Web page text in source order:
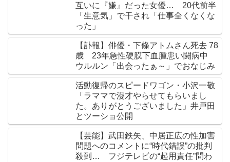
互いに『嫌』だった女優… 20代前半
「生意気」で干され「仕事全くなくな
った」
【訃報】俳優・下條アトムさん死去 78
歳 23年急性硬膜下血腫患い闘病中
ウルルン「出会ったぁ～」でおなじみ
活動復帰のスピードワゴン・小沢一敬
「ラママで漫才やらせてもらいまし
た。ありがとうございました」井戸田
とツーショ公開
【芸能】武田鉄矢、中居正広の性加害
問題へのコメントに“時代錯誤”の批判
殺到… フジテレビの“起用責任”問わ